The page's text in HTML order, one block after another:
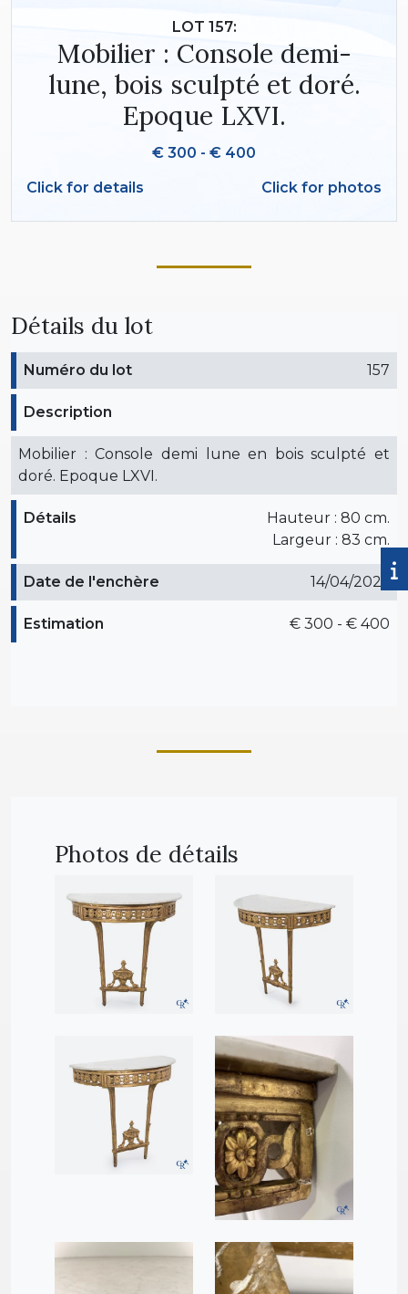
LOT 157:
Mobilier : Console demi-
lune, bois sculpté et doré.
Epoque LXVI.
€ 300 - € 400
Click for details
Click for photos
Détails du lot
Numéro du lot 157
Description
Mobilier : Console demi lune en bois sculpté et
doré. Epoque LXVI.
Détails
Hauteur : 80 cm.
Largeur : 83 cm.
Date de l'enchère 14/04/2026
Estimation € 300 - € 400
Photos de détails